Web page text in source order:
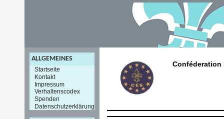
ALLGEMEINES
Startseite
Kontakt
Impressum
Verhaltenscodex
Spenden
Datenschutzerklärung
Conféderation